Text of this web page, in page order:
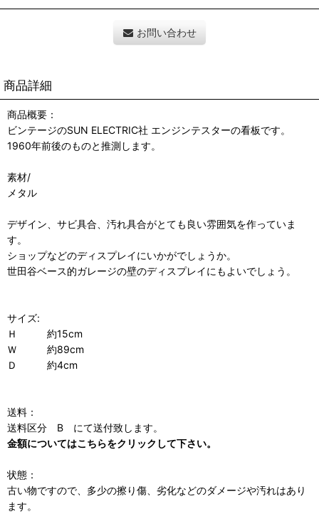
お問い合わせ
商品詳細
商品概要：
ビンテージのSUN ELECTRIC社 エンジンテスターの看板です。
1960年前後のものと推測します。
素材/
メタル
デザイン、サビ具合、汚れ具合がとても良い雰囲気を作っていま
す。
ショップなどのディスプレイにいかがでしょうか。
世田谷ベース的ガレージの壁のディスプレイにもよいでしょう。
サイズ:
Ｈ 約15cm
Ｗ 約89cm
Ｄ 約4cm
送料：
送料区分 B にて送付致します。
金額についてはこちらをクリックして下さい。
状態：
古い物ですので、多少の擦り傷、劣化などのダメージや汚れはあり
ます。